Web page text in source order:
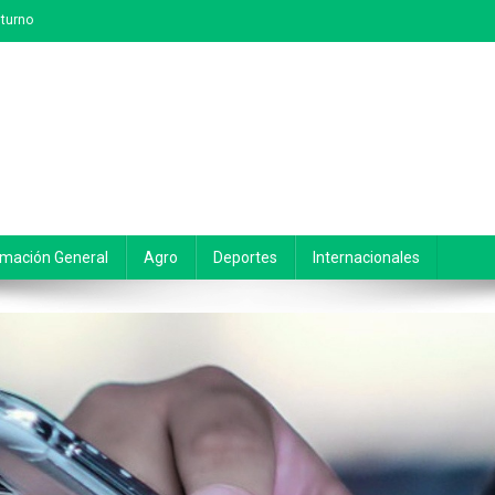
General Agro Deportes Internacionales